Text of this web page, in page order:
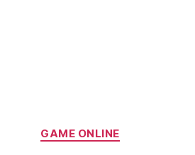
Categories
GAME ONLINE